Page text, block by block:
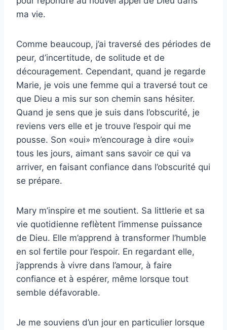
ma vie.
Comme beaucoup, j’ai traversé des périodes de
peur, d’incertitude, de solitude et de
découragement. Cependant, quand je regarde
Marie, je vois une femme qui a traversé tout ce
que Dieu a mis sur son chemin sans hésiter.
Quand je sens que je suis dans l’obscurité, je
reviens vers elle et je trouve l’espoir qui me
pousse. Son «oui» m’encourage à dire «oui»
tous les jours, aimant sans savoir ce qui va
arriver, en faisant confiance dans l’obscurité qui
se prépare.
Mary m’inspire et me soutient. Sa littlerie et sa
vie quotidienne reflètent l’immense puissance
de Dieu. Elle m’apprend à transformer l’humble
en sol fertile pour l’espoir. En regardant elle,
j’apprends à vivre dans l’amour, à faire
confiance et à espérer, même lorsque tout
semble défavorable.
Je me souviens d’un jour en particulier lorsque